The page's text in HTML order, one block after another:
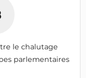
le chalutage
parlementaires